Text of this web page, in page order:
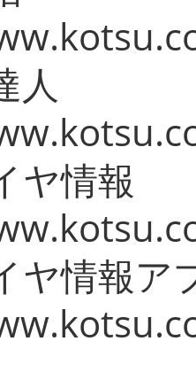
人
ヤ情報
ヤ情報ア